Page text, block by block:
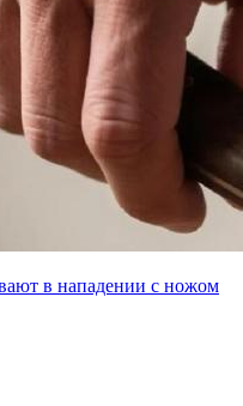
в нападении с ножом